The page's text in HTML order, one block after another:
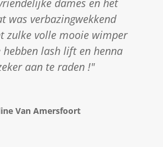
dames en het
was verbazingwekkend
zulke volle mooie wimper
hebben lash lift en henna
aan te raden !"
Van Amersfoort